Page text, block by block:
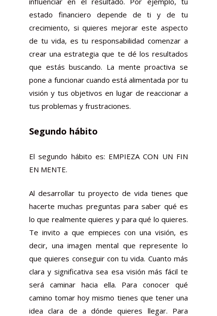
estado financiero depende de ti y de tu
crecimiento, si quieres mejorar este aspecto
de tu vida, es tu responsabilidad comenzar a
crear una estrategia que te dé los resultados
que estás buscando. La mente proactiva se
pone a funcionar cuando está alimentada por tu
visión y tus objetivos en lugar de reaccionar a
tus problemas y frustraciones.
Segundo hábito
El segundo hábito es: EMPIEZA CON UN FIN
EN MENTE.
Al desarrollar tu proyecto de vida tienes que
hacerte muchas preguntas para saber qué es
lo que realmente quieres y para qué lo quieres.
Te invito a que empieces con una visión, es
decir, una imagen mental que represente lo
que quieres conseguir con tu vida. Cuanto más
clara y significativa sea esa visión más fácil te
será caminar hacia ella. Para conocer qué
camino tomar hoy mismo tienes que tener una
idea clara de a dónde quieres llegar. Para